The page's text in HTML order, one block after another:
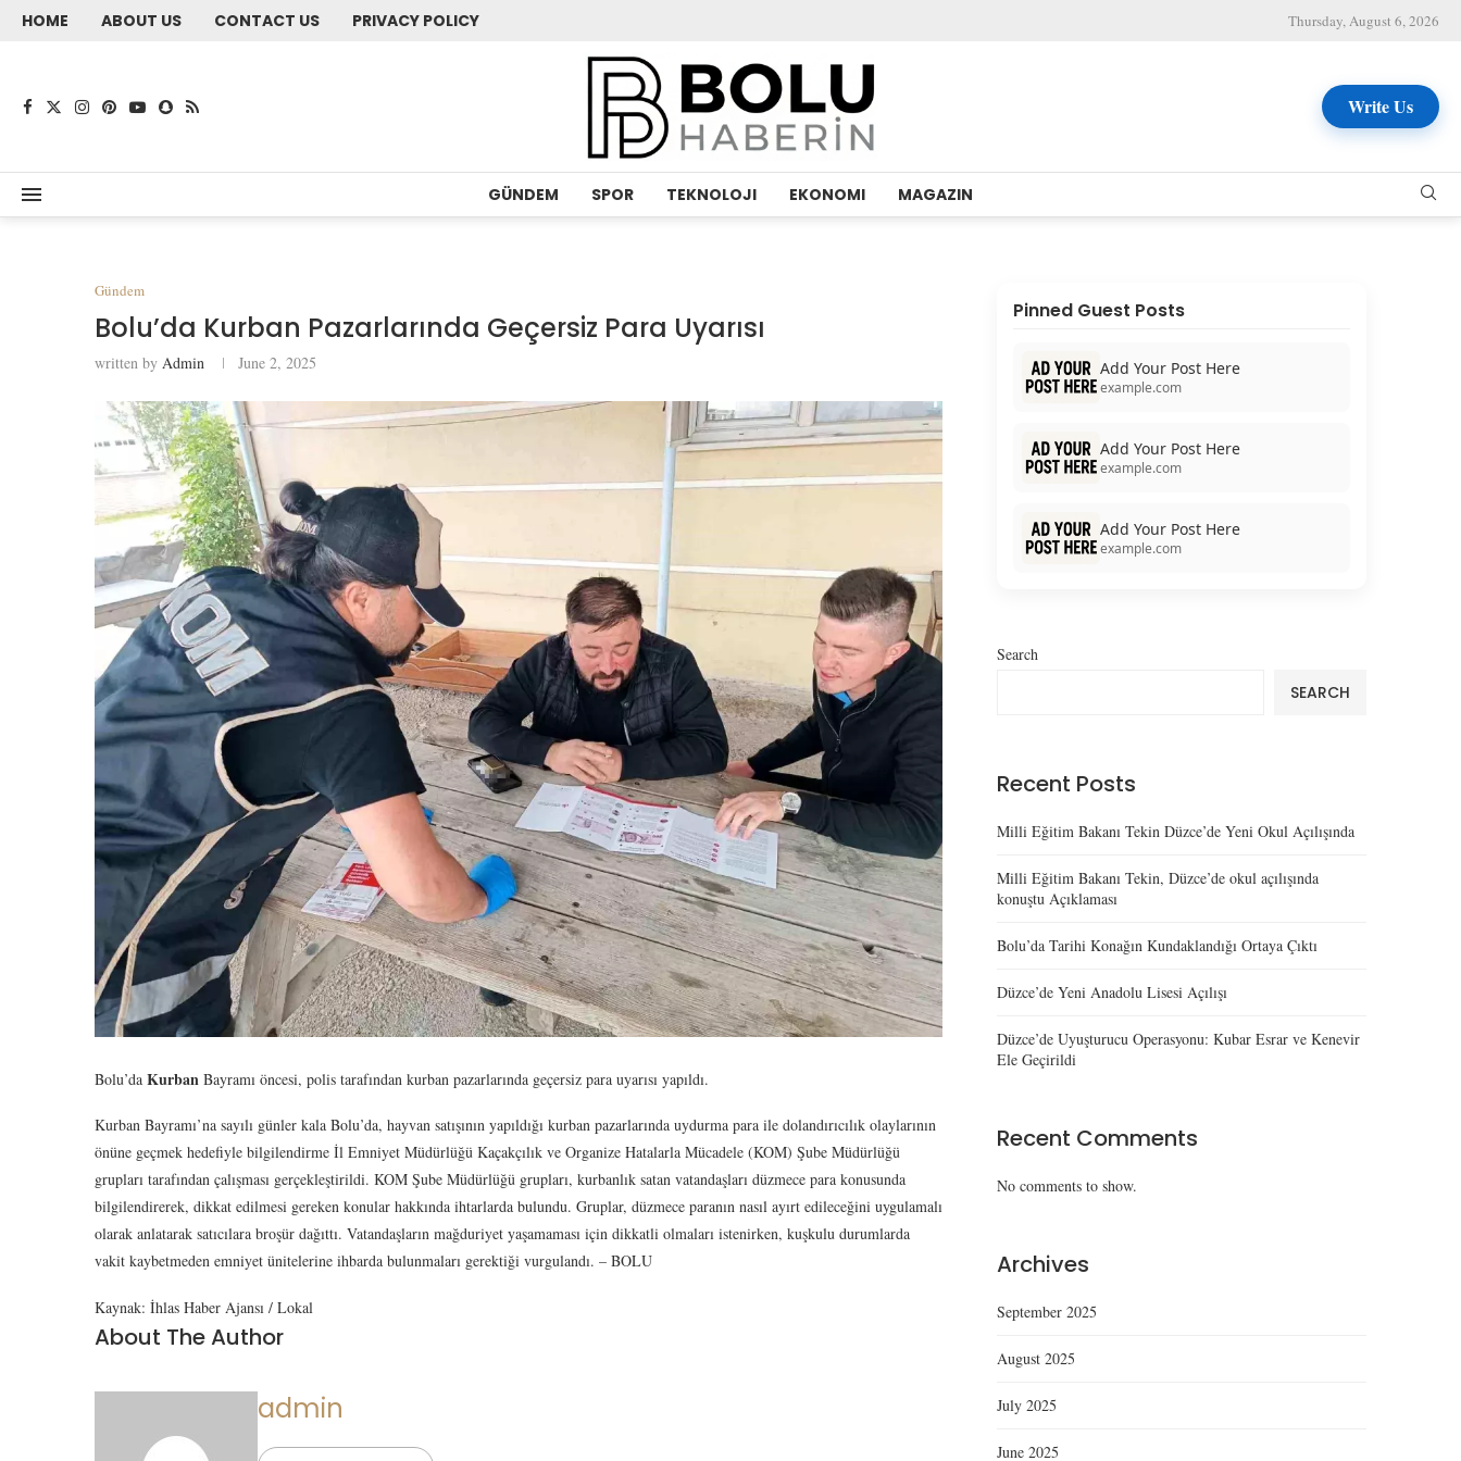
HOME ABOUT US CONTACT US PRIVACY POLICY Thursday, August 6, 2026
Write Us
GÜNDEM SPOR TEKNOLOJI EKONOMI MAGAZIN
Gündem
Bolu’da Kurban Pazarlarında Geçersiz Para Uyarısı
written by Admin June 2, 2025
Bolu’da Kurban Bayramı öncesi, polis tarafından kurban pazarlarında geçersiz para uyarısı yapıldı.
Kurban Bayramı’na sayılı günler kala Bolu’da, hayvan satışının yapıldığı kurban pazarlarında uydurma para ile dolandırıcılık olaylarının
önüne geçmek hedefiyle bilgilendirme İl Emniyet Müdürlüğü Kaçakçılık ve Organize Hatalarla Mücadele (KOM) Şube Müdürlüğü
grupları tarafından çalışması gerçekleştirildi. KOM Şube Müdürlüğü grupları, kurbanlık satan vatandaşları düzmece para konusunda
bilgilendirerek, dikkat edilmesi gereken konular hakkında ihtarlarda bulundu. Gruplar, düzmece paranın nasıl ayırt edileceğini uygulamalı
olarak anlatarak satıcılara broşür dağıttı. Vatandaşların mağduriyet yaşamaması için dikkatli olmaları istenirken, kuşkulu durumlarda
vakit kaybetmeden emniyet ünitelerine ihbarda bulunmaları gerektiği vurgulandı. – BOLU
Kaynak: İhlas Haber Ajansı / Lokal
About The Author
admin
Pinned Guest Posts
Add Your Post Here
example.com
Add Your Post Here
example.com
Add Your Post Here
example.com
Search
SEARCH
Recent Posts
Milli Eğitim Bakanı Tekin Düzce’de Yeni Okul Açılışında
Milli Eğitim Bakanı Tekin, Düzce’de okul açılışında
konuştu Açıklaması
Bolu’da Tarihi Konağın Kundaklandığı Ortaya Çıktı
Düzce’de Yeni Anadolu Lisesi Açılışı
Düzce’de Uyuşturucu Operasyonu: Kubar Esrar ve Kenevir
Ele Geçirildi
Recent Comments
No comments to show.
Archives
September 2025
August 2025
July 2025
June 2025